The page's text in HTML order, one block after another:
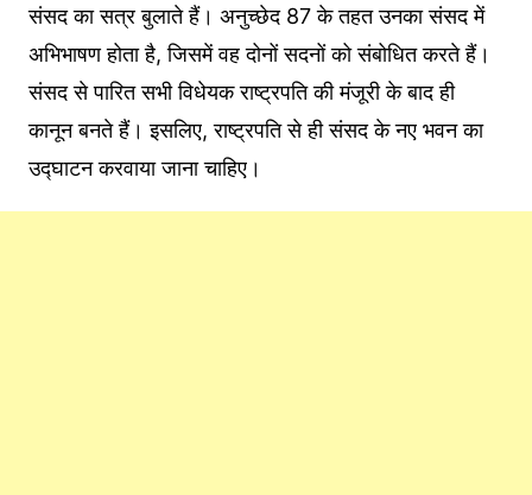
संसद का सत्र बुलाते हैं। अनुच्छेद 87 के तहत उनका संसद में
अभिभाषण होता है, जिसमें वह दोनों सदनों को संबोधित करते हैं।
संसद से पारित सभी विधेयक राष्ट्रपति की मंजूरी के बाद ही
कानून बनते हैं। इसलिए, राष्ट्रपति से ही संसद के नए भवन का
उद्घाटन करवाया जाना चाहिए।